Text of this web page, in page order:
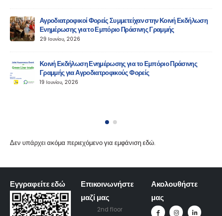
Αγροδιατροφικοί Φορείς Συμμετείχαν στην Κοινή Εκδήλωση
Ενημέρωσης για το Εμπόριο Πράσινης Γραμμής
29 Ιουνίου, 2026
Κοινή Εκδήλωση Ενημέρωσης για το Εμπόριο Πράσινης
Γραμμής για Αγροδιατροφικούς Φορείς
19 Ιουνίου, 2026
Δεν υπάρχει ακόμα περιεχόμενο για εμφάνιση εδώ.
Εγγραφείτε εδώ
Επικοινωνήστε
μαζί μας
2nd floor
Ακολουθήστε
μας